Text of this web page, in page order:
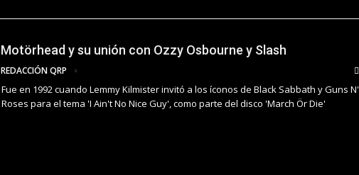
Motörhead y su unión con Ozzy Osbourne y Slash
REDACCIÓN QRP
Fue en 1992 cuando Lemmy Kilmister invitó a los íconos de Black Sabbath y Guns N'
Roses para el tema 'I Ain't No Nice Guy', como parte del disco 'March Ör Die'